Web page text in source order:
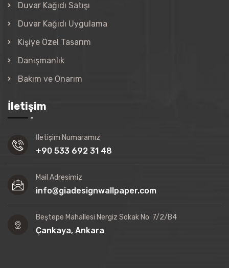
Duvar Kağıdı Satışı
Duvar Kağıdı Uygulama
Kişiye Özel Tasarım
Danışmanlık
Bakım ve Onarım
İletişim
İletişim Numaramız
+90 533 692 31 48
Mail Adresimiz
info@giadesignwallpaper.com
Beştepe Mahallesi Nergiz Sokak No: 7/2/B4
Çankaya, Ankara